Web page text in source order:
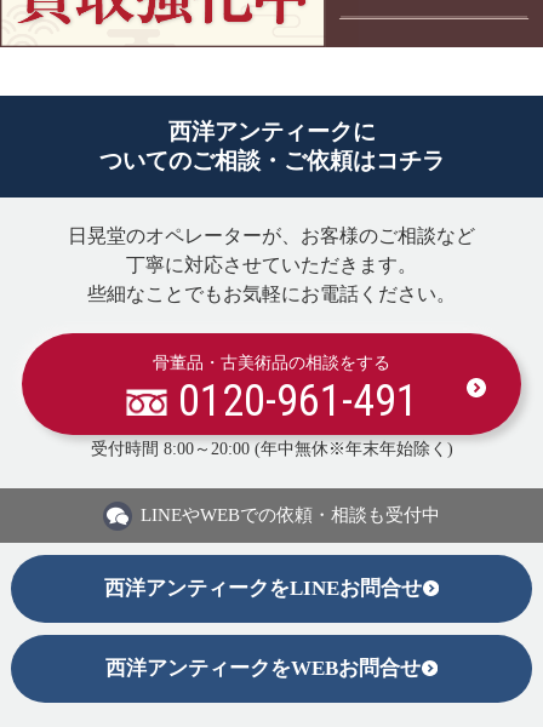
西洋アンティークに
ついてのご相談・ご依頼はコチラ
日晃堂のオペレーターが、お客様のご相談など
丁寧に対応させていただきます。
些細なことでもお気軽にお電話ください。
骨董品・古美術品の相談をする
0120-961-491
受付時間 8:00～20:00 (年中無休※年末年始除く)
LINEやWEBでの依頼・相談も受付中
西洋アンティークをLINEお問合せ
西洋アンティークをWEBお問合せ